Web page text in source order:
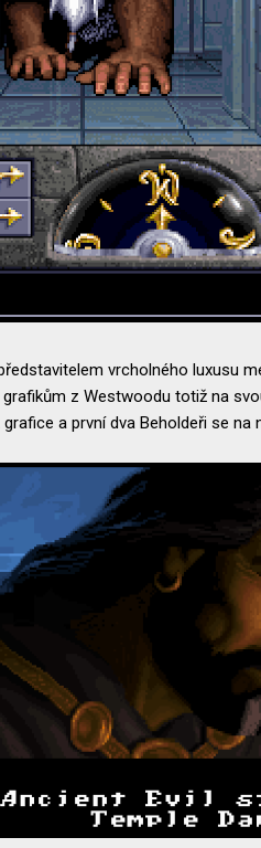
vrcholného luxusu
z Westwoodu totiž na
a první dva Beholdeři se na